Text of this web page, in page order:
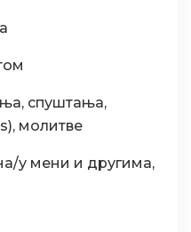
спуштања,
молитве
у мени и другима,